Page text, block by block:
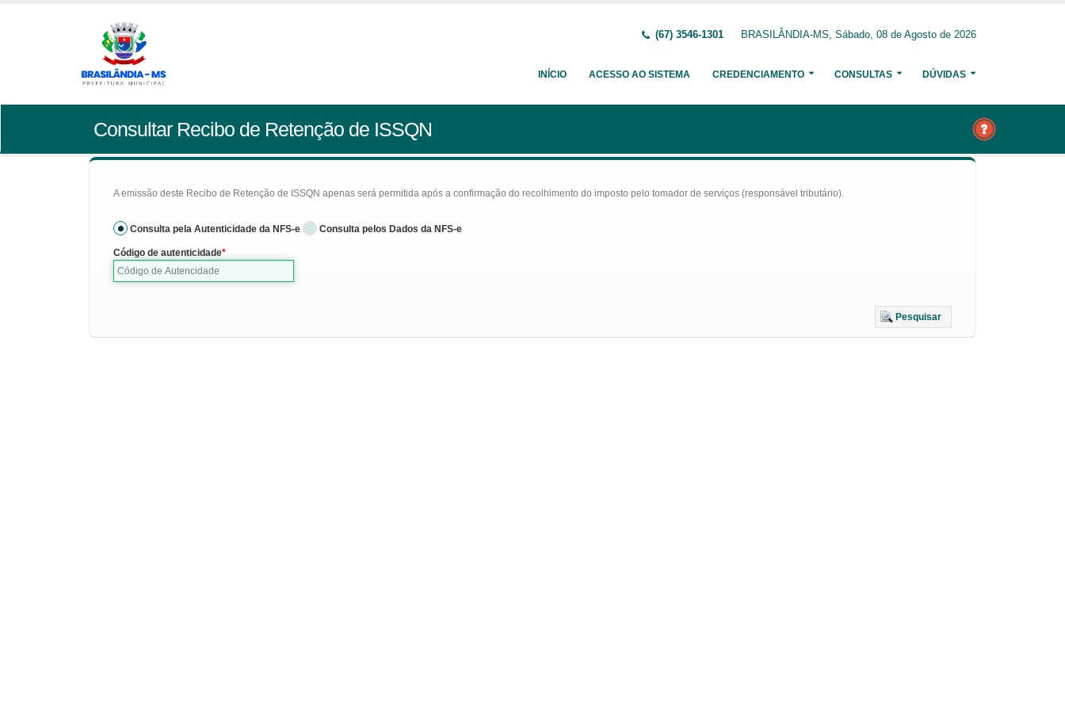
(67) 3546-1301 BRASILÂNDIA-MS, Sábado, 08 de Agosto de 2026
INÍCIO ACESSO AO SISTEMA CREDENCIAMENTO CONSULTAS DÚVIDAS
Consultar Recibo de Retenção de ISSQN
A emissão deste Recibo de Retenção de ISSQN apenas será permitida após a confirmação do recolhimento do imposto pelo tomador de serviços (responsável tributário).
Consulta pela Autenticidade da NFS-e Consulta pelos Dados da NFS-e
Código de autenticidade
Pesquisar